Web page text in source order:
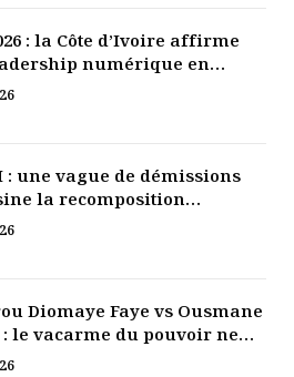
: la Côte d’Ivoire affirme
numérique en
: une vague de démissions
la recomposition
Diomaye Faye vs Ousmane
: le vacarme du pouvoir ne
faire oublier les liens de la